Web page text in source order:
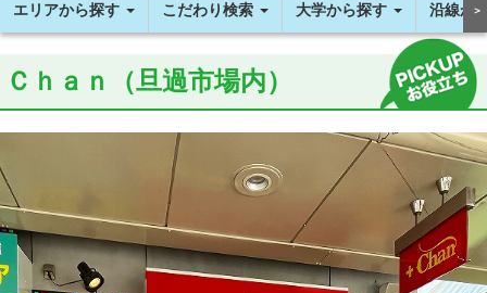
エリアから探す こだわり検索 大学から探す 沿線か＞
Ｃｈａｎ（旦過市場内）